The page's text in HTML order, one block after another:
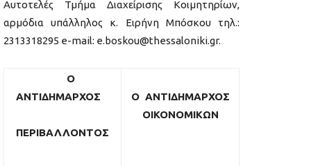
Αυτοτελές Τμήμα Διαχείρισης Κοιμητηρίων,
αρμόδια υπάλληλος κ. Ειρήνη Μπόσκου τηλ.:
2313318295 e-mail: e.boskou@thessaloniki.gr.
Ο
ΑΝΤΙΔΗΜΑΡΧΟΣ
ΠΕΡΙΒΑΛΛΟΝΤΟΣ
Ο ΑΝΤΙΔΗΜΑΡΧΟΣ
ΟΙΚΟΝΟΜΙΚΩΝ